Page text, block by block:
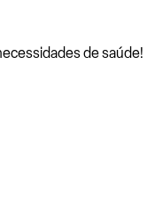
de saúde!